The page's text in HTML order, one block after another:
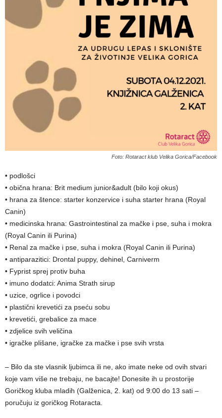
Foto: Rotaract klub Velika Gorica/Facebook
• podlošci
• obična hrana: Brit medium junior&adult (bilo koji okus)
• hrana za štence: starter konzervice i suha starter hrana (Royal
Canin)
• medicinska hrana: Gastrointestinal za mačke i pse, suha i mokra
(Royal Canin ili Purina)
• Renal za mačke i pse, suha i mokra (Royal Canin ili Purina)
• antiparazitici: Drontal puppy, dehinel, Carniverm
• Fyprist sprej protiv buha
• imuno dodatci: Anima Strath sirup
• uzice, ogrlice i povodci
• plastični krevetići za pseću sobu
• krevetići, grebalice za mace
• zdjelice svih veličina
• igračke plišane, igračke za mačke i pse svih vrsta
– Bilo da ste vlasnik ljubimca ili ne, ako imate neke od ovih stvari
koje vam više ne trebaju, ne bacajte! Donesite ih u prostorije
Goričkog kluba mladih (Galženica, 2. kat) od 9:00 do 13 sati –
poručuju iz goričkog Rotaracta.